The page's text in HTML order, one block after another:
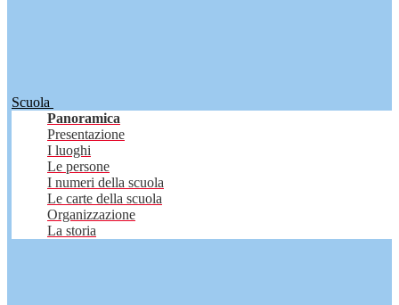
Scuola
Panoramica
Presentazione
I luoghi
Le persone
I numeri della scuola
Le carte della scuola
Organizzazione
La storia